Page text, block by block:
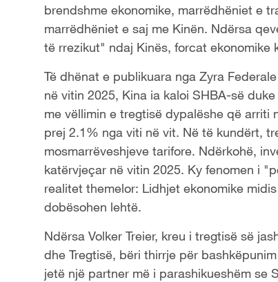
brendshme ekonomike, marrëdhëniet e
marrëdhëniet e saj me Kinën. Ndërsa
të rrezikut" ndaj Kinës, forcat ekonomike
Të dhënat e publikuara nga Zyra
në vitin 2025, Kina ia kaloi SHBA-së
me vëllimin e tregtisë dypalëshe që arriti
prej 2.1% nga viti në vit. Në të kundërt,
mosmarrëveshjeve tarifore. Ndërkohë,
katërvjeçar në vitin 2025. Ky fenomen i
realitet themelor: Lidhjet ekonomike
dobësohen lehtë.
Ndërsa Volker Treier, kreu i tregtisë së
dhe Tregtisë, bëri thirrje për
jetë një partner më i parashikueshëm se